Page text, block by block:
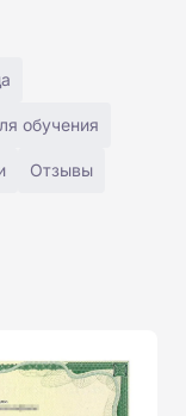
обучения
Отзывы